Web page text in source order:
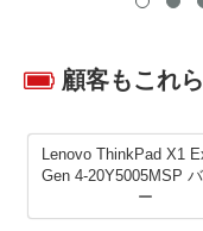
顧客もこれ
Lenovo ThinkPad X1
Gen 4-20Y5005MSP
ー